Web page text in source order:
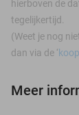
hierboven de
tegelijkertijd.
(Weet je nog
dan via de ‘
Meer